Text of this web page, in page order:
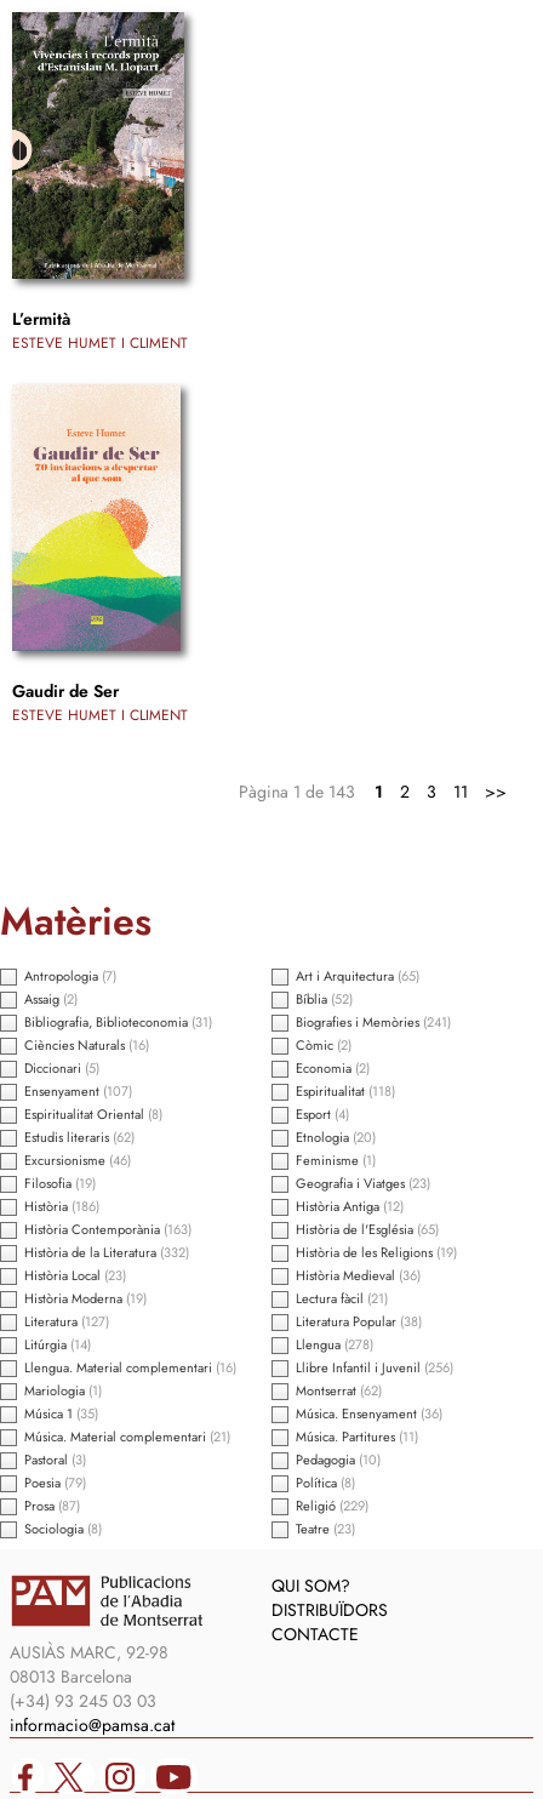
Matèries
Antropologia (7) Art i Arquitectura (65)
Assaig (2) Bíblia (52)
Bibliografia, Biblioteconomia (31) Biografies i Memòries (241)
Ciències Naturals (16) Còmic (2)
Diccionari (5) Economia (2)
Ensenyament (107) Espiritualitat (118)
Espiritualitat Oriental (8) Esport (4)
Estudis literaris (62) Etnologia (20)
Excursionisme (46) Feminisme (1)
Filosofia (19) Geografia i Viatges (23)
Història (186) Història Antiga (12)
Història Contemporània (163) Història de l'Església (65)
Història de la Literatura (332) Història de les Religions (19)
Història Local (23) Història Medieval (36)
Història Moderna (19) Lectura fàcil (21)
Literatura (127) Literatura Popular (38)
Litúrgia (14) Llengua (278)
Llengua. Material complementari (16) Llibre Infantil i Juvenil (256)
Mariologia (1) Montserrat (62)
Música 1 (35) Música. Ensenyament (36)
Música. Material complementari (21) Música. Partitures (11)
Pastoral (3) Pedagogia (10)
Poesia (79) Política (8)
Prosa (87) Religió (229)
Sociologia (8) Teatre (23)
L’ermità
ESTEVE HUMET I CLIMENT
Gaudir de Ser
ESTEVE HUMET I CLIMENT
Pàgina 1 de 143 1 2 3 11 >>
AUSIÀS MARC, 92-98
08013 Barcelona
(+34) 93 245 03 03
informacio@pamsa.cat
QUI SOM?
DISTRIBUÏDORS
CONTACTE